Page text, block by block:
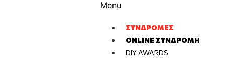
Menu
ΣΥΝΔΡΟΜΈΣ
ONLINE ΣΥΝΔΡΟΜΉ
DIY AWARDS